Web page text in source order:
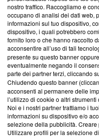
Questa sezione offre
News, sui nostri processi
creare news di qualità.
‘Trust Project - News with
ancora membro del
parte; Trust Project non
conformità agli standard.
Su di noi
Team editoriale
Corporate
Redazione
nostro traffico. Raccogliamo e
occupano di analisi dei dati web,
informazioni sul tuo dispositivo,
dispositivo, i quali potrebbero
fornito loro o che hanno raccolto
acconsentire all’uso di tali
presente su questo banner
eventualmente negando il
parte dei partner terzi, cliccando
Chiudendo questo banner
acconsenti al permanere delle
l’utilizzo di cookie o altri
Noi e i nostri partner trattiamo i
informazioni su dispositivo e/o
selezione della pubblicità.
Utilizzare profili per la selezione